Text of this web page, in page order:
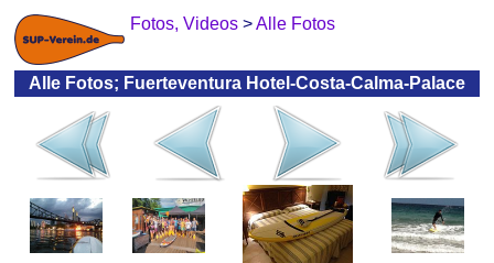
Fotos, Videos >Alle Fotos
Alle Fotos; Fuerteventura Hotel-Costa-Calma-Palace